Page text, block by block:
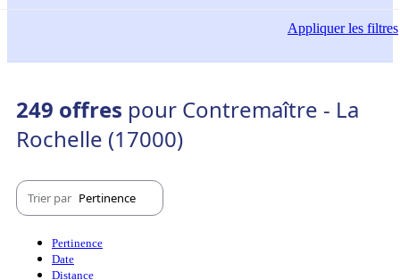
Appliquerles filtres
249 offres pour Contremaître - La
Rochelle (17000)
Trier par Pertinence
Pertinence
Date
Distance